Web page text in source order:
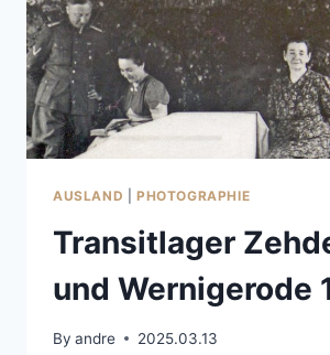
AUSLAND PHOTOGRAPHIE
Transitlager
und Wernigerode
By andre 2025.03.13